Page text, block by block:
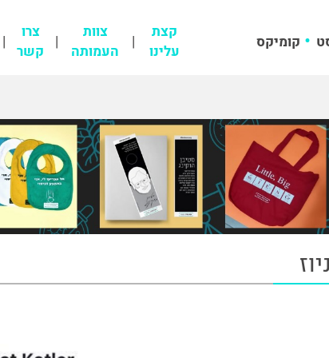
קומיקס
קצת
עלינו
צוות
העמותה
צרו
קשר